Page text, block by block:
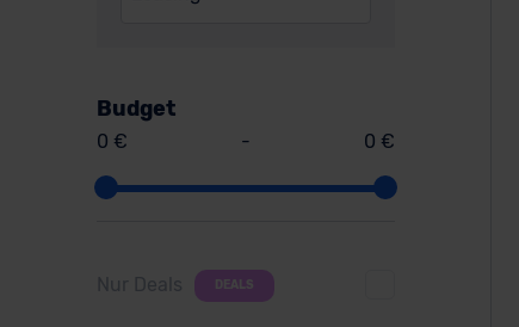
Budget
0 € - 0 €
Nur Deals DEALS